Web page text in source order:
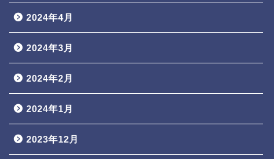
2024年4月
2024年3月
2024年2月
2024年1月
2023年12月